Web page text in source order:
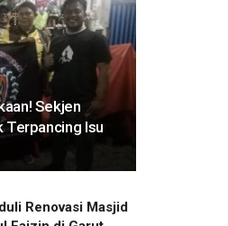
Sekjen
Terpancing Isu
Renovasi Masjid